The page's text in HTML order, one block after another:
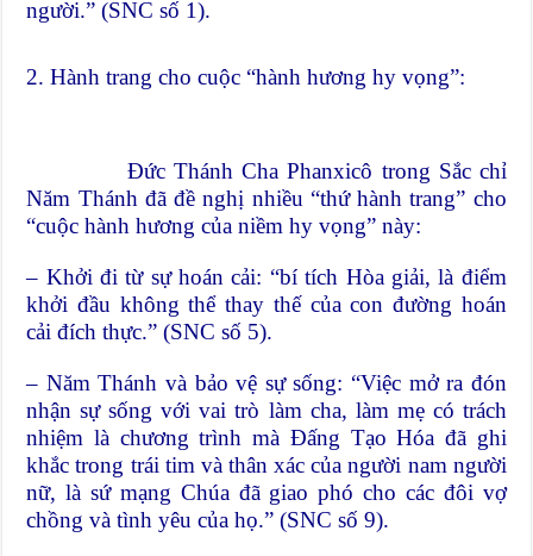
người.” (SNC số 1).
2. Hành trang cho cuộc “hành hương hy vọng”:
Đức Thánh Cha Phanxicô trong Sắc chỉ
Năm Thánh đã đề nghị nhiều “thứ hành trang” cho
“cuộc hành hương của niềm hy vọng” này:
– Khởi đi từ sự hoán cải: “bí tích Hòa giải, là điểm
khởi đầu không thể thay thế của con đường hoán
cải đích thực.” (SNC số 5).
– Năm Thánh và bảo vệ sự sống: “Việc mở ra đón
nhận sự sống với vai trò làm cha, làm mẹ có trách
nhiệm là chương trình mà Đấng Tạo Hóa đã ghi
khắc trong trái tim và thân xác của người nam người
nữ, là sứ mạng Chúa đã giao phó cho các đôi vợ
chồng và tình yêu của họ.” (SNC số 9).